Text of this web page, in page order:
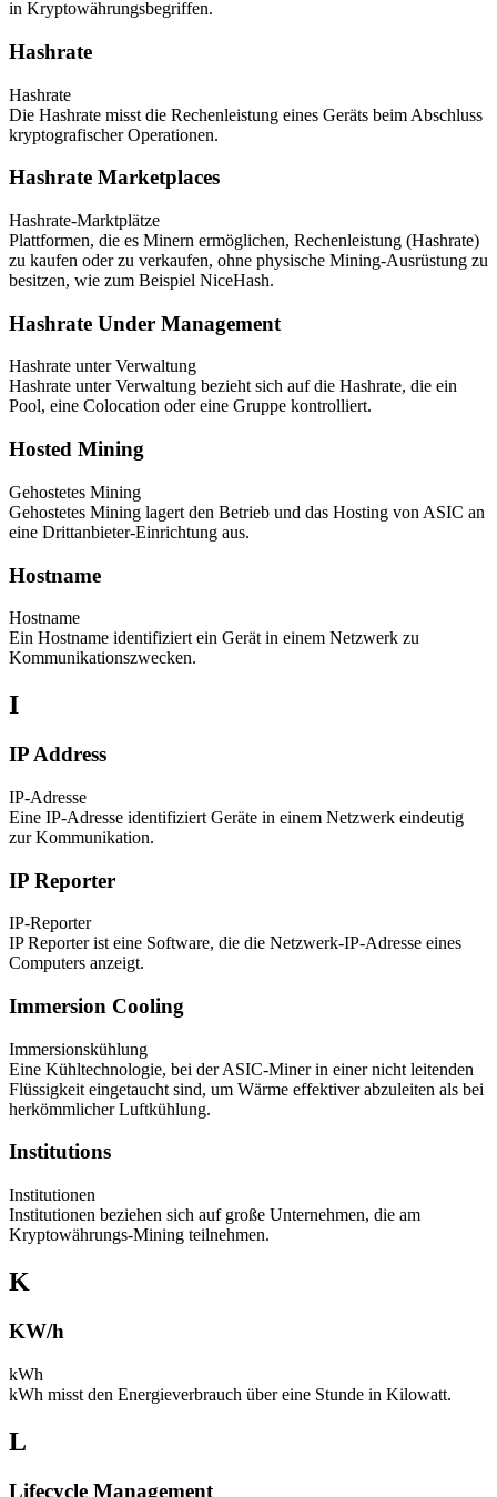
in Kryptowährungsbegriffen.
Hashrate
Hashrate
Die Hashrate misst die Rechenleistung eines Geräts beim Abschluss
kryptografischer Operationen.
Hashrate Marketplaces
Hashrate-Marktplätze
Plattformen, die es Minern ermöglichen, Rechenleistung (Hashrate)
zu kaufen oder zu verkaufen, ohne physische Mining-Ausrüstung zu
besitzen, wie zum Beispiel NiceHash.
Hashrate Under Management
Hashrate unter Verwaltung
Hashrate unter Verwaltung bezieht sich auf die Hashrate, die ein
Pool, eine Colocation oder eine Gruppe kontrolliert.
Hosted Mining
Gehostetes Mining
Gehostetes Mining lagert den Betrieb und das Hosting von ASIC an
eine Drittanbieter-Einrichtung aus.
Hostname
Hostname
Ein Hostname identifiziert ein Gerät in einem Netzwerk zu
Kommunikationszwecken.
I
IP Address
IP-Adresse
Eine IP-Adresse identifiziert Geräte in einem Netzwerk eindeutig
zur Kommunikation.
IP Reporter
IP-Reporter
IP Reporter ist eine Software, die die Netzwerk-IP-Adresse eines
Computers anzeigt.
Immersion Cooling
Immersionskühlung
Eine Kühltechnologie, bei der ASIC-Miner in einer nicht leitenden
Flüssigkeit eingetaucht sind, um Wärme effektiver abzuleiten als bei
herkömmlicher Luftkühlung.
Institutions
Institutionen
Institutionen beziehen sich auf große Unternehmen, die am
Kryptowährungs-Mining teilnehmen.
K
KW/h
kWh
kWh misst den Energieverbrauch über eine Stunde in Kilowatt.
L
Lifecycle Management